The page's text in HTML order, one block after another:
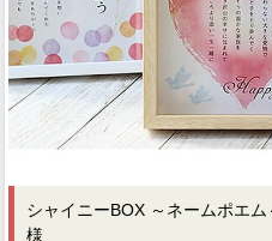
シャイニーBOX ～ネームポエ
様